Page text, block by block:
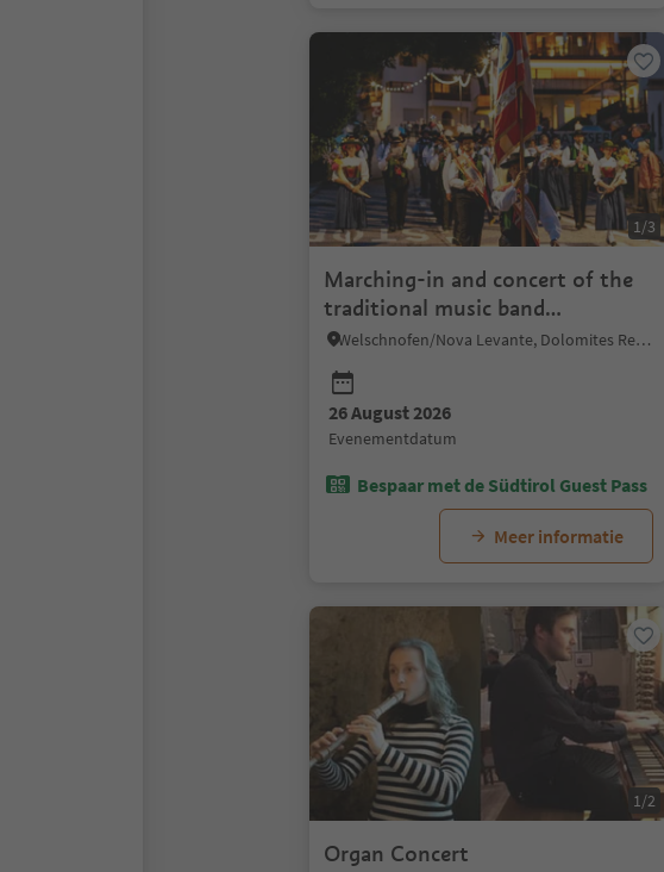
1/3
Marching-in and concert of the
traditional music band
"Musikkapelle Welschnofen"
Welschnofen/Nova Levante, Dolomites Region Eggental
26 August 2026
evenementdatum
Bespaar met de Südtirol Guest Pass
Meer informatie
1/2
Organ Concert